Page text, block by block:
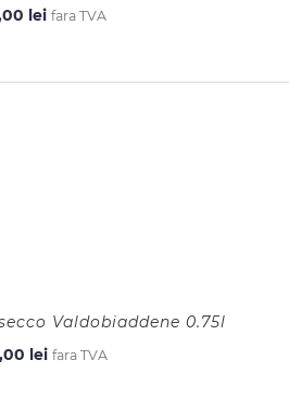
lei fara TVA
Valdobiaddene 0.75l
lei fara TVA